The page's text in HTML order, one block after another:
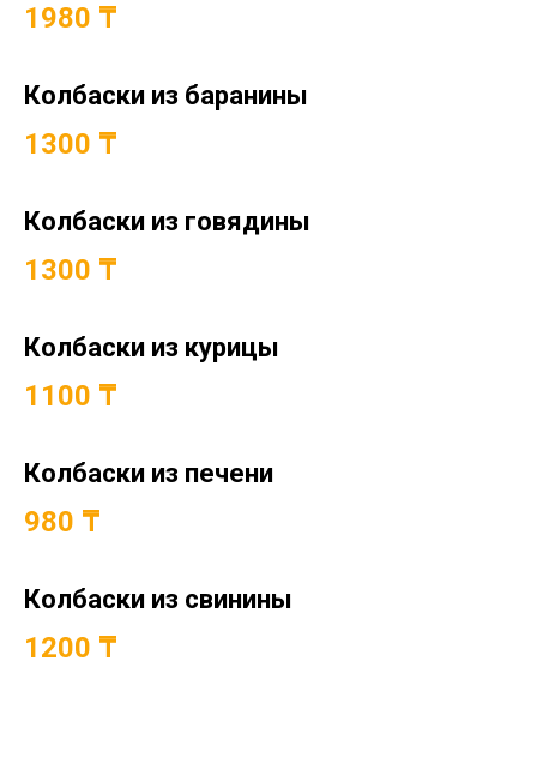
1980 ₸
Колбаски из баранины
1300 ₸
Колбаски из говядины
1300 ₸
Колбаски из курицы
1100 ₸
Колбаски из печени
980 ₸
Колбаски из свинины
1200 ₸